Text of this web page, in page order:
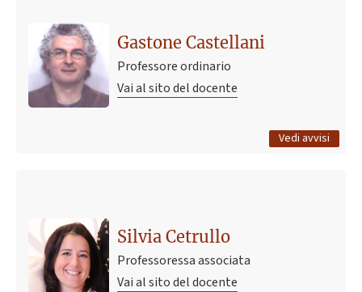
Gastone Castellani
Professore ordinario
Vai al sito del docente
Vedi avvisi
3 agosto 2026 13:19
Tutti gli avvisi
Silvia Cetrullo
Professoressa associata
Vai al sito del docente
canale B, nei giorni 14 e 16 maggio
5 maggio 2024 16:56